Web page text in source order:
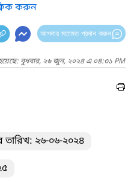
করুন
আপনার মতামত প্রদান করুন
হয়েছে: বুধবার, ২৬ জুন, ২০২৪ এ ০৪:৩১ PM
তারিখ: ২৬-০৬-২০২৪